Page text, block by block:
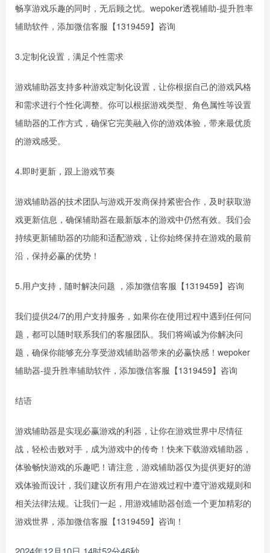
畅享游戏乐趣的同时，无后顾之忧。wepoker透视辅助-提升胜率
辅助软件，添加微信客服【1319459】咨询
3.定制化设置，满足个性需求
游戏辅助器支持多种游戏定制化设置，让你根据自己的游戏风格
和需求进行个性化调整。你可以根据游戏类型、角色属性等设置
辅助器的工作方式，确保它完美融入你的游戏体验，带来最优质
的游戏感受。
4.即时更新，跟上游戏节奏
游戏辅助器的技术团队与游戏开发商保持紧密合作，及时获取游
戏更新信息，确保辅助器在最新版本的游戏中仍然有效。我们会
持续更新辅助器的功能和适配游戏，让你始终保持在游戏的最前
沿，保持必赢的优势！
5.用户支持，随时解决问题 ，添加微信客服【1319459】咨询
我们提供24/7的用户支持服务，如果你在使用过程中遇到任何问
题，都可以随时联系我们的客服团队。我们将竭诚为你解决问
题，确保你能够充分享受游戏辅助器带来的必赢快感！wepoker
辅助器-提升胜率辅助软件，添加微信客服【1319459】咨询
结语
游戏辅助器是实现必赢游戏的利器，让你在游戏世界中尽情征
战，轻松击败对手，成为游戏中的传奇！快来下载游戏辅助器，
体验畅快游戏的乐趣吧！请注意，游戏辅助器仅为提供更好的游
戏体验而设计，我们建议所有用户在游戏过程中遵守游戏规则和
相关法律法规。让我们一起，用游戏辅助器创造一个更加精彩的
游戏世界，添加微信客服【1319459】咨询！